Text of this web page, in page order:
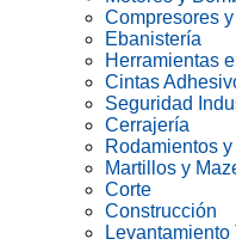
Compresores
Ebanistería
Herramientas
Cintas
Seguridad
Cerrajería
Rodamientos
Martillos y
Corte
Construcción